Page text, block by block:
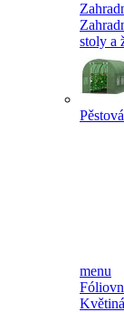
stoly a
menu